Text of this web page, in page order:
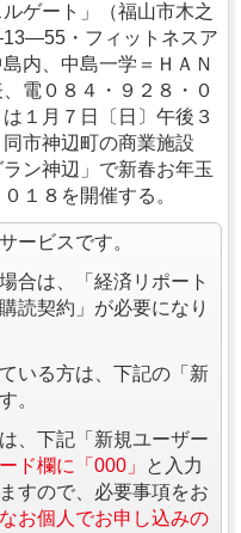
ルゲート」（福山市木之
・フィットネスア
島内、中島一学＝ＨＡＮ
、電０８４・９２８・０
は１月７日〔日〕午後３
市神辺町の商業施設
ラン神辺」で新春お年玉
１８を開催する。
ービスです。
合は、「経済リポート
読契約」が必要になり
いる方は、下記の「新
。
、下記「新規ユーザー
ド欄に「000」
と入力
すので、必要事項をお
なお個人でお申し込みの